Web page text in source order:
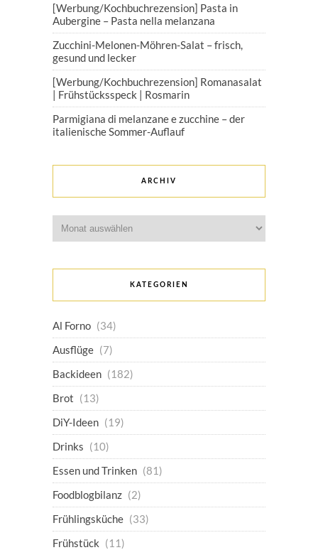
[Werbung/Kochbuchrezension] Pasta in
Aubergine – Pasta nella melanzana
Zucchini-Melonen-Möhren-Salat – frisch,
gesund und lecker
[Werbung/Kochbuchrezension] Romanasalat
| Frühstücksspeck | Rosmarin
Parmigiana di melanzane e zucchine – der
italienische Sommer-Auflauf
ARCHIV
KATEGORIEN
Al Forno (34)
Ausflüge (7)
Backideen (182)
Brot (13)
DiY-Ideen (19)
Drinks (10)
Essen und Trinken (81)
Foodblogbilanz (2)
Frühlingsküche (33)
Frühstück (11)